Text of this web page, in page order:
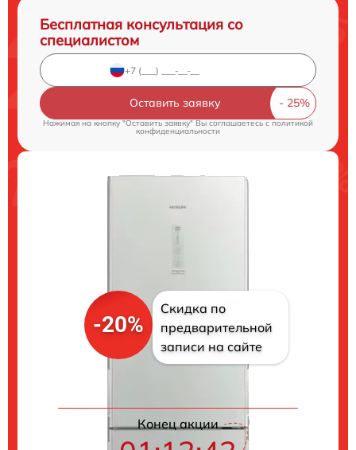
Бесплатная консультация со
специалистом
Оставить заявку
Нажимая на кнопку "Оставить заявку" Вы соглашаетесь cполитикой
конфиденциальности
-20%
Скидка по
предварительной
записи на сайте
Конец акции